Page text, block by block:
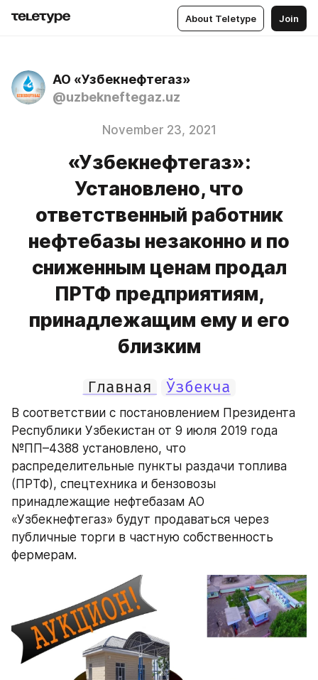
About Teletype Join
АО «Узбекнефтегаз»
@uzbekneftegaz.uz
November 23, 2021
«Узбекнефтегаз»:
Установлено, что
ответственный работник
нефтебазы незаконно и по
сниженным ценам продал
ПРТФ предприятиям,
принадлежащим ему и его
близким
Главная Ўзбекча
В соответствии с постановлением Президента
Республики Узбекистан от 9 июля 2019 года
№ПП–4388 установлено, что
распределительные пункты раздачи топлива
(ПРТФ), спецтехника и бензовозы
принадлежащие нефтебазам АО
«Узбекнефтегаз» будут продаваться через
публичные торги в частную собственность
фермерам.